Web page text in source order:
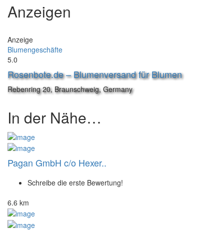
Anzeigen
Anzeige
Blumengeschäfte
5.0
Rosenbote.de – Blumenversand für Blumen
Rebenring 20, Braunschweig, Germany
In der Nähe…
Pagan GmbH c/o Hexer..
Schreibe die erste Bewertung!
6.6 km